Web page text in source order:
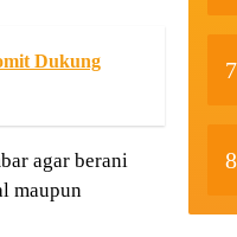
Dukung
agar berani
maupun
7
8